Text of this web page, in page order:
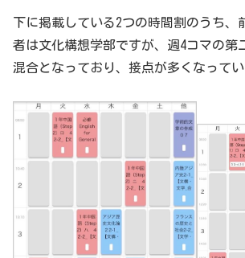
下に掲載している2つの時間割のうち、
者は文化構想学部ですが、週4コマの第
混合となっており、接点が多くなってい